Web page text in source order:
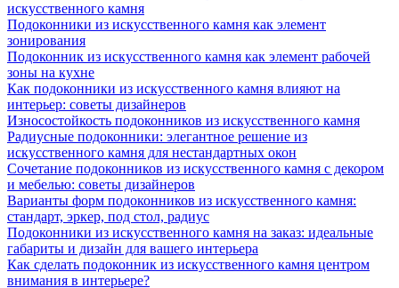
искусственного камня
Подоконники из искусственного камня как элемент
зонирования
Подоконник из искусственного камня как элемент рабочей
зоны на кухне
Как подоконники из искусственного камня влияют на
интерьер: советы дизайнеров
Износостойкость подоконников из искусственного камня
Радиусные подоконники: элегантное решение из
искусственного камня для нестандартных окон
Сочетание подоконников из искусственного камня с декором
и мебелью: советы дизайнеров
Варианты форм подоконников из искусственного камня:
стандарт, эркер, под стол, радиус
Подоконники из искусственного камня на заказ: идеальные
габариты и дизайн для вашего интерьера
Как сделать подоконник из искусственного камня центром
внимания в интерьере?